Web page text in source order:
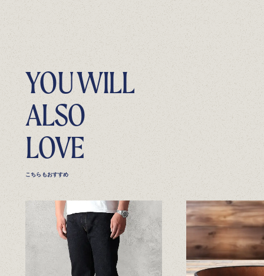
YOU WILL
ALSO
LOVE
こちらもおすすめ